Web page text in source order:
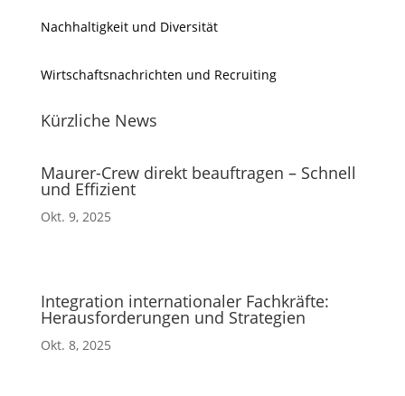
Nachhaltigkeit und Diversität
Wirtschaftsnachrichten und Recruiting
Kürzliche News
Maurer-Crew direkt beauftragen – Schnell
und Effizient
Okt. 9, 2025
Integration internationaler Fachkräfte:
Herausforderungen und Strategien
Okt. 8, 2025